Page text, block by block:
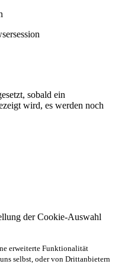
sobald ein
wird, es werden noch
der Cookie-Auswahl
erweiterte Funktionalität
selbst, oder von Drittanbietern